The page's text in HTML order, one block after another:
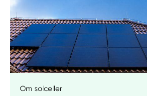
Om solceller